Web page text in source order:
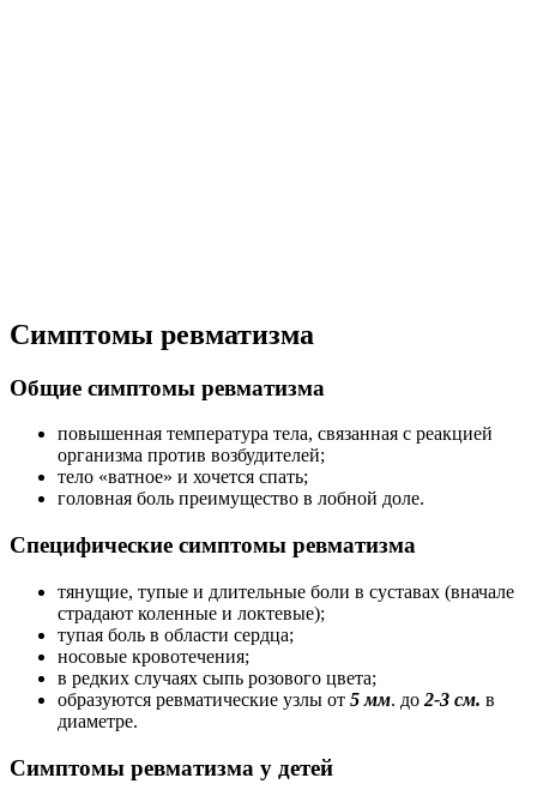
Симптомы ревматизма
Общие симптомы ревматизма
повышенная температура тела, связанная с реакцией
организма против возбудителей;
тело «ватное» и хочется спать;
головная боль преимущество в лобной доле.
Специфические симптомы ревматизма
тянущие, тупые и длительные боли в суставах (вначале
страдают коленные и локтевые);
тупая боль в области сердца;
носовые кровотечения;
в редких случаях сыпь розового цвета;
образуются ревматические узлы от 5 мм. до 2-3 см. в
диаметре.
Симптомы ревматизма у детей